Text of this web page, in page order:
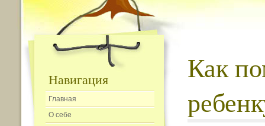
Навигация
Главная
О себе
Как